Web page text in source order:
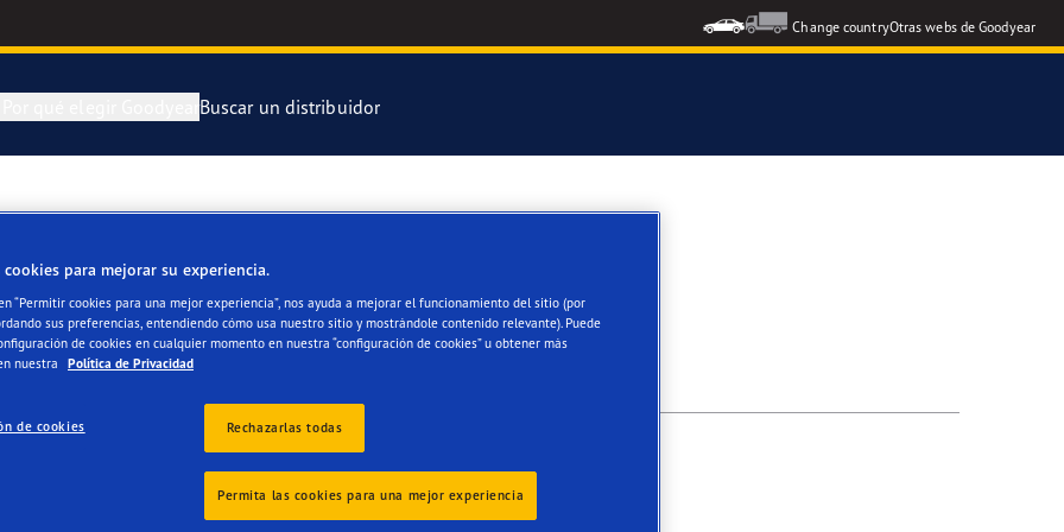
Change countryOtras webs de Goodyear
y cambia tus neumáticos
de tus neumáticos
Que Cuentan
Performance 3
4Seasons Gen-3
EfficientGrip Performance 2
Neumático Oficial del Grupo Aramón
Neumáticos Goodyear Eagle
Buscar un distribuidor
ADM
para mejorar su experiencia.
“Permitir cookies para una mejor experiencia”, nos ayuda a mejorar el funcionamiento del sitio (por
sus preferencias, entendiendo cómo usa nuestro sitio y mostrándole contenido relevante). Puede
de cookies en cualquier momento en nuestra “configuración de cookies” u obtener más
nuestra
Política de Privacidad
de cookies Rechazarlas todas
Permita las cookies para una mejor experiencia